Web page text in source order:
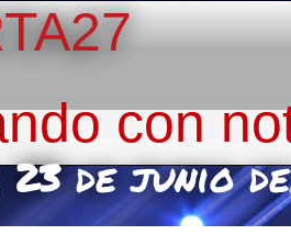
con
23 de junio